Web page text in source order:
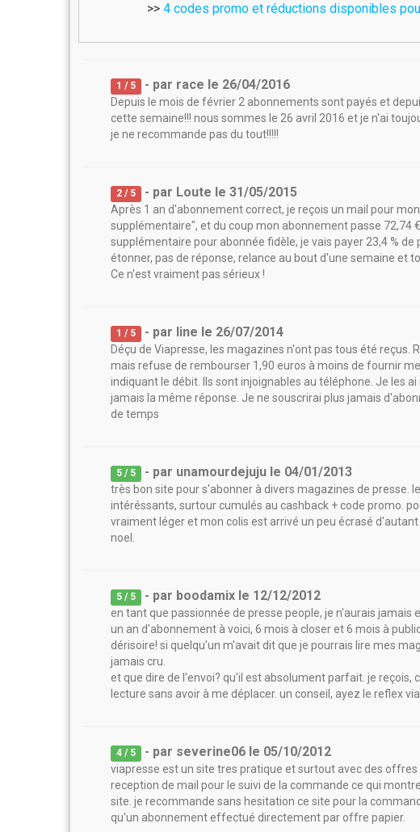
>>4 codes promo et réductions disponibles
1 / 5 - par race le 26/04/2016
Depuis le mois de février 2 abonnements sont payés et
cette semaine!!! nous sommes le 26 avril 2016 et je n'ai
je ne recommande pas du tout!!!!!
2 / 5 - par Loute le31/05/2015
Après 1 an d'abonnement correct, je reçois un mail pour
supplémentaire", et du coup mon abonnement passe 72,74
supplémentaire pour abonnée fidèle, je vais payer 23,4 % de
étonner, pas de réponse, relance au bout d'une semaine et
Ce n'est vraiment pas sérieux !
1 / 5 - par line le 26/07/2014
Déçu de Viapresse, les magazines n'ont pas tous été
mais refuse de rembourser 1,90 euros à moins de fournir
indiquant le débit. Ils sont injoignables au téléphone. Je les
jamais la même réponse. Je ne souscrirai plus jamais
de temps
5 / 5 - par unamourdejuju le 04/01/2013
très bon site pour s'abonner à divers magazines de presse.
intéréssants, surtour cumulés au cashback + code promo.
vraiment léger et mon colis est arrivé un peu écrasé
noel.
5 / 5 - par boodamix le 12/12/2012
en tant que passionnée de presse people, je n'aurais
un an d'abonnement à voici, 6 mois à closer et 6 mois à
dérisoire! si quelqu'un m'avait dit que je pourrais lire mes
jamais cru.
et que dire de l'envoi? qu'il est absolument parfait. je reçois,
lecture sans avoir à me déplacer. un conseil, ayez le reflex
4 / 5 - par severine06 le 05/10/2012
viapresse est un site tres pratique et surtout avec des
reception de mail pour le suivi de la commande ce qui
site. je recommande sans hesitation ce site pour la
qu'un abonnement effectué directement par offre papier.